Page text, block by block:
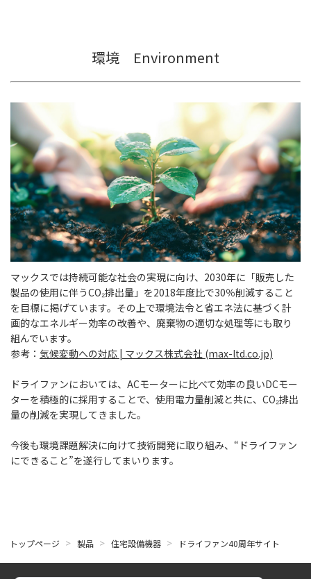
環境 Environment
マックスでは持続可能な社会の実現に向け、2030年に「販売した
製品の使用に伴うCO₂排出量」を2018年度比で30％削減すること
を目標に掲げています。その上で環境法令と省エネ法に基づく計
画的なエネルギー効率の改善や、廃棄物の適切な処理等にも取り
組んでいます。
参考： 気候変動への対応 | マックス株式会社 (max-ltd.co.jp)
ドライファンにおいては、ACモーターに比べて効率の良いDCモー
ターを積極的に採用することで、使用電力量削減と共に、CO₂排出
量の削減を実現してきました。
今後も環境課題解決に向けて技術開発に取り組み、“ドライファン
にできること”を遂行してまいります。
トップページ 製品 住宅設備機器 ドライファン40周年サイト